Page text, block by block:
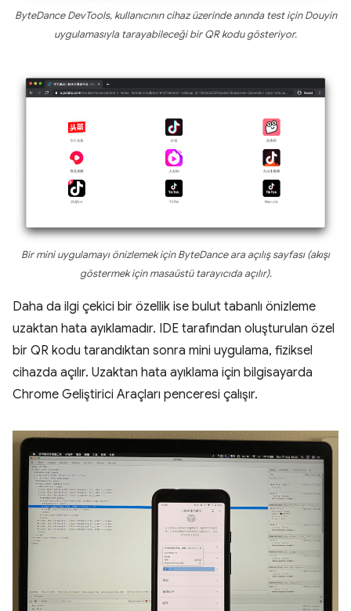
ByteDance DevTools, kullanıcının cihaz üzerinde anında test için Douyin
uygulamasıyla tarayabileceği bir QR kodu gösteriyor.
Bir mini uygulamayı önizlemek için ByteDance ara açılış sayfası (akışı
göstermek için masaüstü tarayıcıda açılır).
Daha da ilgi çekici bir özellik ise bulut tabanlı önizleme
uzaktan hata ayıklamadır. IDE tarafından oluşturulan özel
bir QR kodu tarandıktan sonra mini uygulama, fiziksel
cihazda açılır. Uzaktan hata ayıklama için bilgisayarda
Chrome Geliştirici Araçları penceresi çalışır.